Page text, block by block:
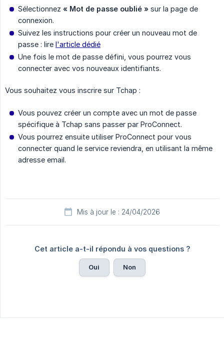
Sélectionnez « Mot de passe oublié » sur la page de
connexion.
Suivez les instructions pour créer un nouveau mot de
passe : lire l'article dédié
Une fois le mot de passe défini, vous pourrez vous
connecter avec vos nouveaux identifiants.
Vous souhaitez vous inscrire sur Tchap :
Vous pouvez créer un compte avec un mot de passe
spécifique à Tchap sans passer par ProConnect.
Vous pourrez ensuite utiliser ProConnect pour vous
connecter quand le service reviendra, en utilisant la même
adresse email.
Mis à jour le : 24/04/2026
Cet article a-t-il répondu à vos questions ?
Oui Non